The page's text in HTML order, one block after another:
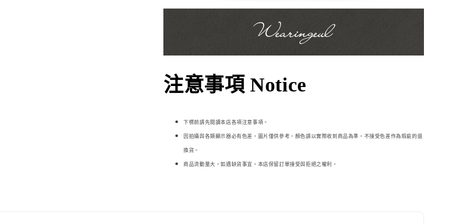
注意事項 Notice
下標前請先閱讀本店各項注意事項。
因拍攝與各類顯示器必有色差，圖片僅供參考，顏色請以實際收到商品為準。不接受色差作為瑕疵的退
換貨。
商品流動量大，如遇缺貨事宜，本店保留訂單接受與拒絕之權利。